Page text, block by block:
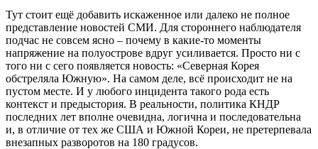
Тут стоит ещё добавить искаженное или далеко не полное
представление новостей СМИ. Для стороннего наблюдателя
подчас не совсем ясно – почему в какие-то моменты
напряжение на полуострове вдруг усиливается. Просто ни с
того ни с сего появляется новость: «Северная Корея
обстреляла Южную». На самом деле, всё происходит не на
пустом месте. И у любого инцидента такого рода есть
контекст и предыстория. В реальности, политика КНДР
последних лет вполне очевидна, логична и последовательна
и, в отличие от тех же США и Южной Кореи, не претерпевала
внезапных разворотов на 180 градусов.